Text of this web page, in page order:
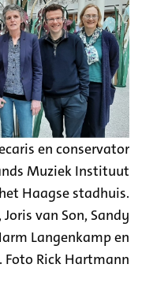
en conservator
Muziek Instituut
Haagse stadhuis.
van Son, Sandy
Langenkamp en
Rick Hartmann